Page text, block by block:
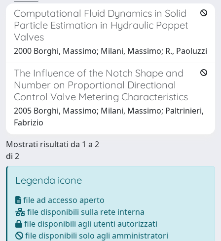
Computational Fluid Dynamics in Solid
Particle Estimation in Hydraulic Poppet
Valves
2000 Borghi, Massimo; Milani, Massimo; R., Paoluzzi
The Influence of the Notch Shape and
Number on Proportional Directional
Control Valve Metering Characteristics
2005 Borghi, Massimo; Milani, Massimo; Paltrinieri,
Fabrizio
Mostrati risultati da 1 a 2
di 2
Legenda icone
file ad accesso aperto
file disponibili sulla rete interna
file disponibili agli utenti autorizzati
file disponibili solo agli amministratori